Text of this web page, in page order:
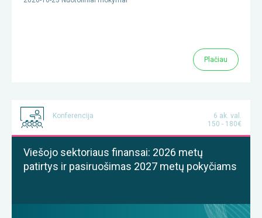
Plačiau
Konferencija
6 ak. val.
150 - 180€
Viešojo sektoriaus finansai: 2026 metų
patirtys ir pasiruošimas 2027 metų pokyčiams